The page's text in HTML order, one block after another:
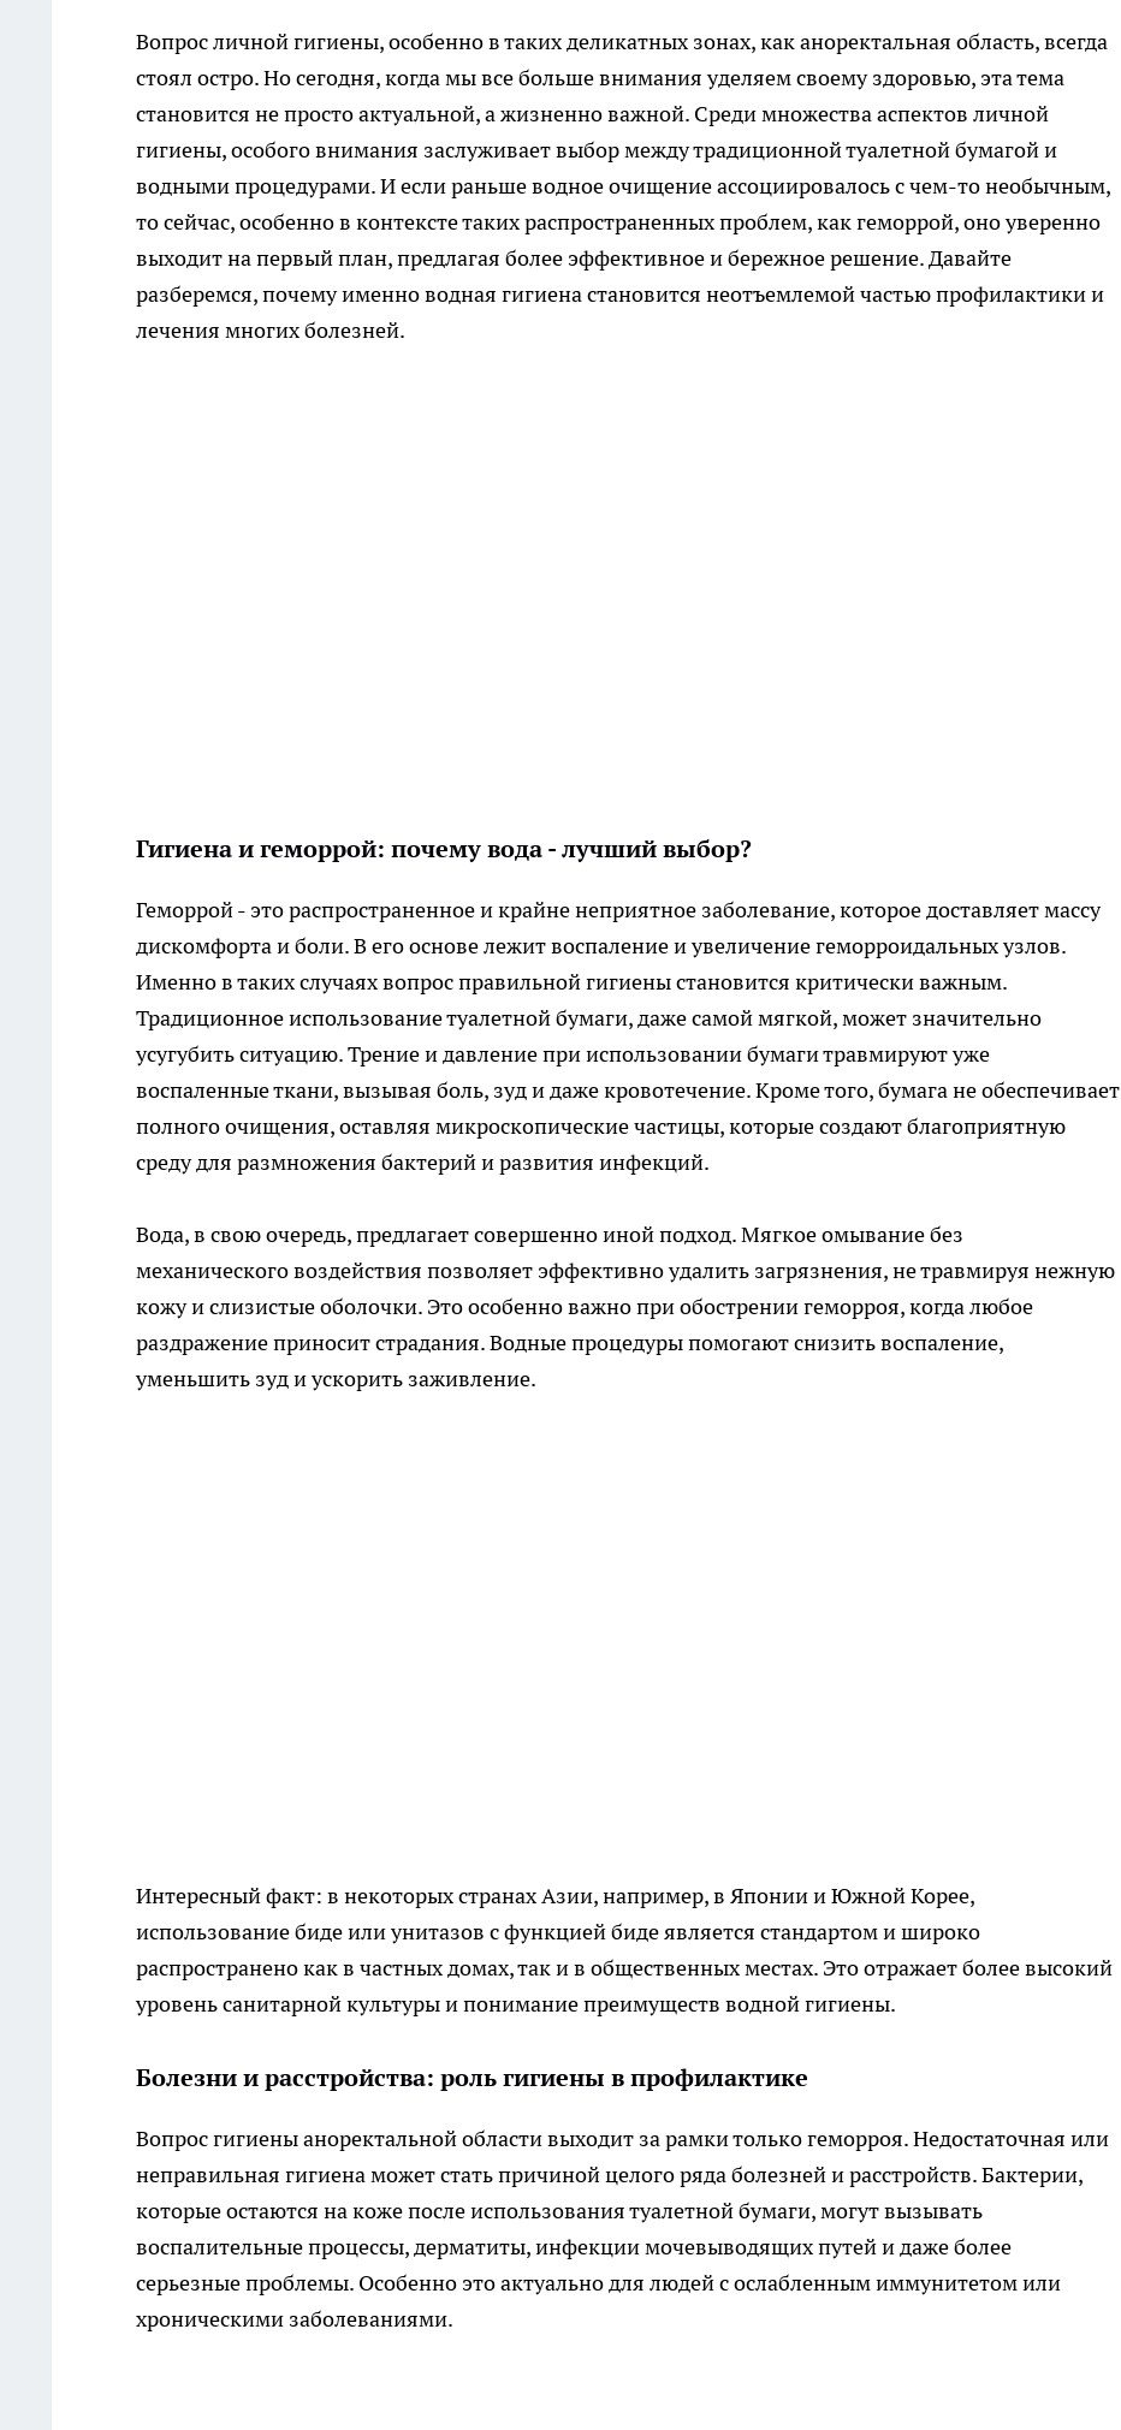
Вопрос личной гигиены, особенно в таких деликатных зонах, как аноректальная область, всегда
стоял остро. Но сегодня, когда мы все больше внимания уделяем своему здоровью, эта тема
становится не просто актуальной, а жизненно важной. Среди множества аспектов личной
гигиены, особого внимания заслуживает выбор между традиционной туалетной бумагой и
водными процедурами. И если раньше водное очищение ассоциировалось с чем-то необычным,
то сейчас, особенно в контексте таких распространенных проблем, как геморрой, оно уверенно
выходит на первый план, предлагая более эффективное и бережное решение. Давайте
разберемся, почему именно водная гигиена становится неотъемлемой частью профилактики и
лечения многих болезней.
Гигиена и геморрой: почему вода - лучший выбор?
Геморрой - это распространенное и крайне неприятное заболевание, которое доставляет массу
дискомфорта и боли. В его основе лежит воспаление и увеличение геморроидальных узлов.
Именно в таких случаях вопрос правильной гигиены становится критически важным.
Традиционное использование туалетной бумаги, даже самой мягкой, может значительно
усугубить ситуацию. Трение и давление при использовании бумаги травмируют уже
воспаленные ткани, вызывая боль, зуд и даже кровотечение. Кроме того, бумага не обеспечивает
полного очищения, оставляя микроскопические частицы, которые создают благоприятную
среду для размножения бактерий и развития инфекций.
Вода, в свою очередь, предлагает совершенно иной подход. Мягкое омывание без
механического воздействия позволяет эффективно удалить загрязнения, не травмируя нежную
кожу и слизистые оболочки. Это особенно важно при обострении геморроя, когда любое
раздражение приносит страдания. Водные процедуры помогают снизить воспаление,
уменьшить зуд и ускорить заживление.
Интересный факт: в некоторых странах Азии, например, в Японии и Южной Корее,
использование биде или унитазов с функцией биде является стандартом и широко
распространено как в частных домах, так и в общественных местах. Это отражает более высокий
уровень санитарной культуры и понимание преимуществ водной гигиены.
Болезни и расстройства: роль гигиены в профилактике
Вопрос гигиены аноректальной области выходит за рамки только геморроя. Недостаточная или
неправильная гигиена может стать причиной целого ряда болезней и расстройств. Бактерии,
которые остаются на коже после использования туалетной бумаги, могут вызывать
воспалительные процессы, дерматиты, инфекции мочевыводящих путей и даже более
серьезные проблемы. Особенно это актуально для людей с ослабленным иммунитетом или
хроническими заболеваниями.